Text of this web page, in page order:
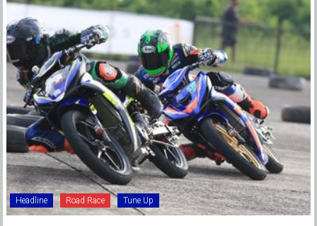
Headline Road Race Tune Up